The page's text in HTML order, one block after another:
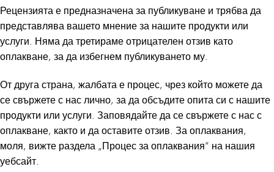
Baby Holiday Shop
Baby Travel Accessories
All Accessories
Beach Bags
Beach Towels
Birkenstock
Crocs
Havaianas
Pour Moi
Рецензията е предназначена за публикуване и трябва да
представлява вашето мнение за нашите продукти или
услуги. Няма да третираме отрицателен отзив като
оплакване, за да избегнем публикуването му.
От друга страна, жалбата е процес, чрез който можете да
се свържете с нас лично, за да обсъдите опита си с нашите
продукти или услуги. Заповядайте да се свържете с нас с
оплакване, както и да оставите отзив. За оплаквания,
моля, вижте раздела „Процес за оплаквания“ на нашия
уебсайт.